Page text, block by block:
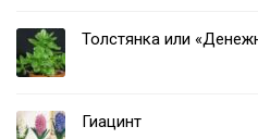
Толстянка или
Гиацинт